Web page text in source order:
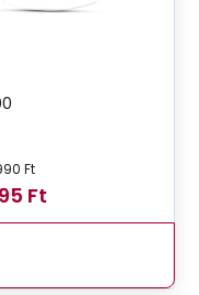
Ft
Ft